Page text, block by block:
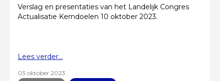
Verslag en presentaties van het Landelijk Congres
Actualisatie Kerndoelen 10 oktober 2023.
Lees verder...
03 oktober 2023